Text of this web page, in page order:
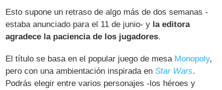
Esto supone un retraso de algo más de dos semanas -
estaba anunciado para el 11 de junio- y la editora
agradece la paciencia de los jugadores.
El título se basa en el popular juego de mesa Monopoly,
pero con una ambientación inspirada enStar Wars.
Podrás elegir entre varios personajes -los héroes y